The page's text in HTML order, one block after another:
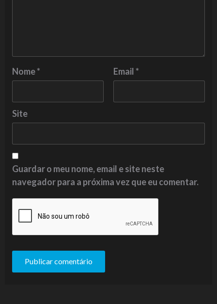
Nome* Email*
Site
Guardar o meu nome, email e site neste
navegador para a próxima vez que eu comentar.